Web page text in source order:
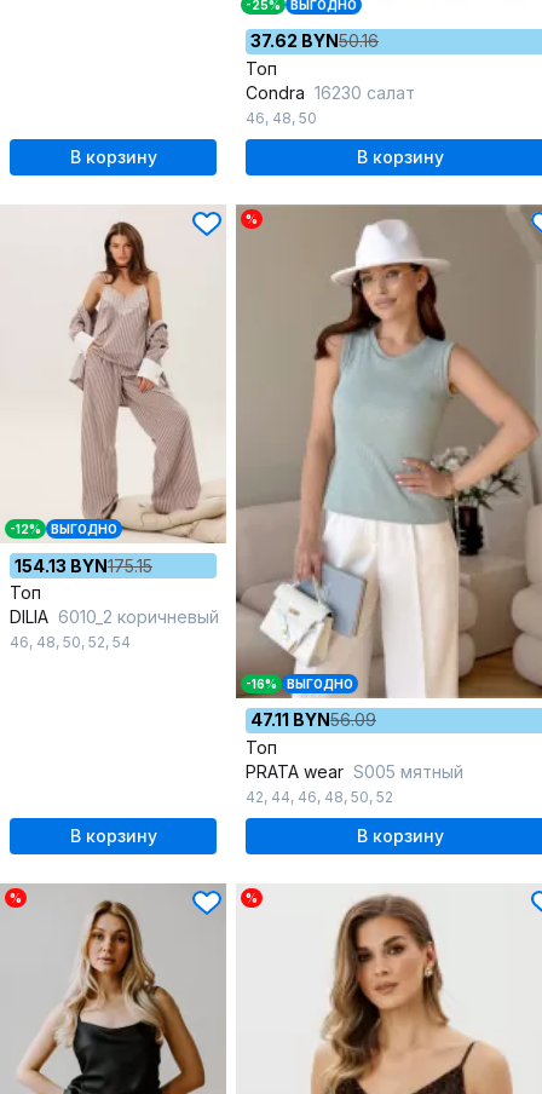
В корзину
-25% ВЫГОДНО
37.62 BYN50.16
Топ
Condra 16230 салат
46, 48, 50
В корзину
-12% ВЫГОДНО
154.13 BYN175.15
Топ
DILIA 6010_2 коричневый
46, 48, 50, 52, 54
В корзину
%
-16% ВЫГОДНО
47.11 BYN56.09
Топ
PRATA wear S005 мятный
42, 44, 46, 48, 50, 52
В корзину
% %